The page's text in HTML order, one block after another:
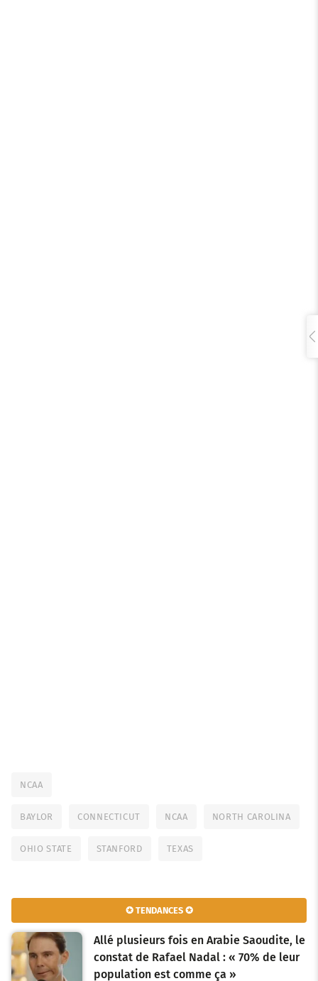
NCAA
BAYLOR CONNECTICUT NCAA NORTH CAROLINA
OHIO STATE STANFORD TEXAS
✪ TENDANCES ✪
Allé plusieurs fois en Arabie Saoudite, le
constat de Rafael Nadal : « 70% de leur
population est comme ça »